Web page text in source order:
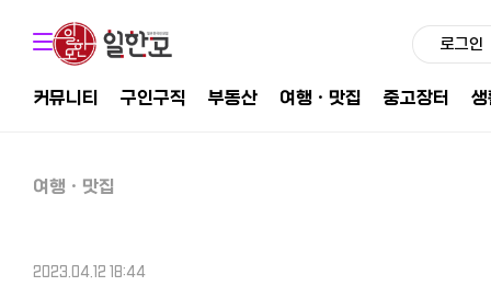
로그인
커뮤니티 구인구직 부동산 여행ㆍ맛집 중고장터
여행ㆍ맛집
2023.04.12 18:44